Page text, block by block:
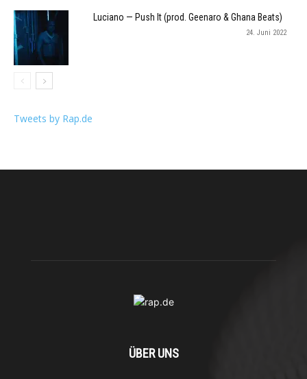
Luciano — Push It (prod. Geenaro & Ghana Beats)
24. Juni 2022
Tweets by Rap.de
ÜBER UNS